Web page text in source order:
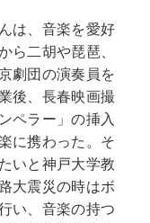
は、音楽を愛好
ら二胡や琵琶、
劇団の演奏員を
後、長春映画撮
ペラー」の挿入
に携わった。そ
いと神戸大学教
大震災の時はボ
い、音楽の持つ